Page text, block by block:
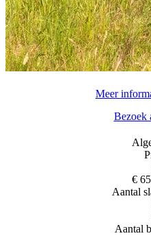
Meer
Bezoek
€
Aantal
Aantal